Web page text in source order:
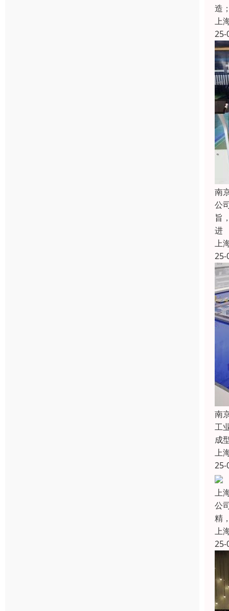
造
上
25-
南
公
旨
进
上
25-
南
工
成
上
25-
上
公
精
上
25-